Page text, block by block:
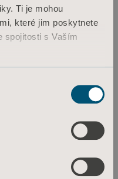
Ti je mohou
které jim poskytnete
spojitosti s Vaším